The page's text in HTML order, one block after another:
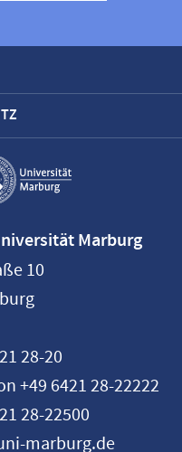
Marburg
10
28-20
+49 6421 28-22222
28-22500
marburg.de